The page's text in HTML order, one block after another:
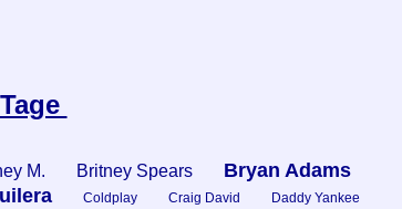
M. Britney Spears Bryan Adams
Coldplay Craig David Daddy Yankee